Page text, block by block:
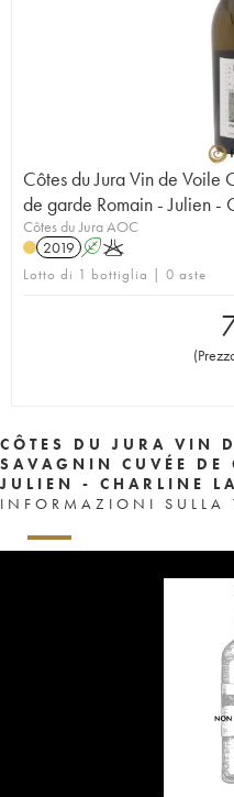
Côtes du Jura Vin de Voile
de garde Romain - Julien -
Côtes du Jura AOC
2019 AK
Lotto di 1 bottiglia | 0 aste
(
CÔTES DU JURA VIN
SAVAGNIN CUVÉE DE
JULIEN - CHARLINE
INFORMAZIONI SULLA